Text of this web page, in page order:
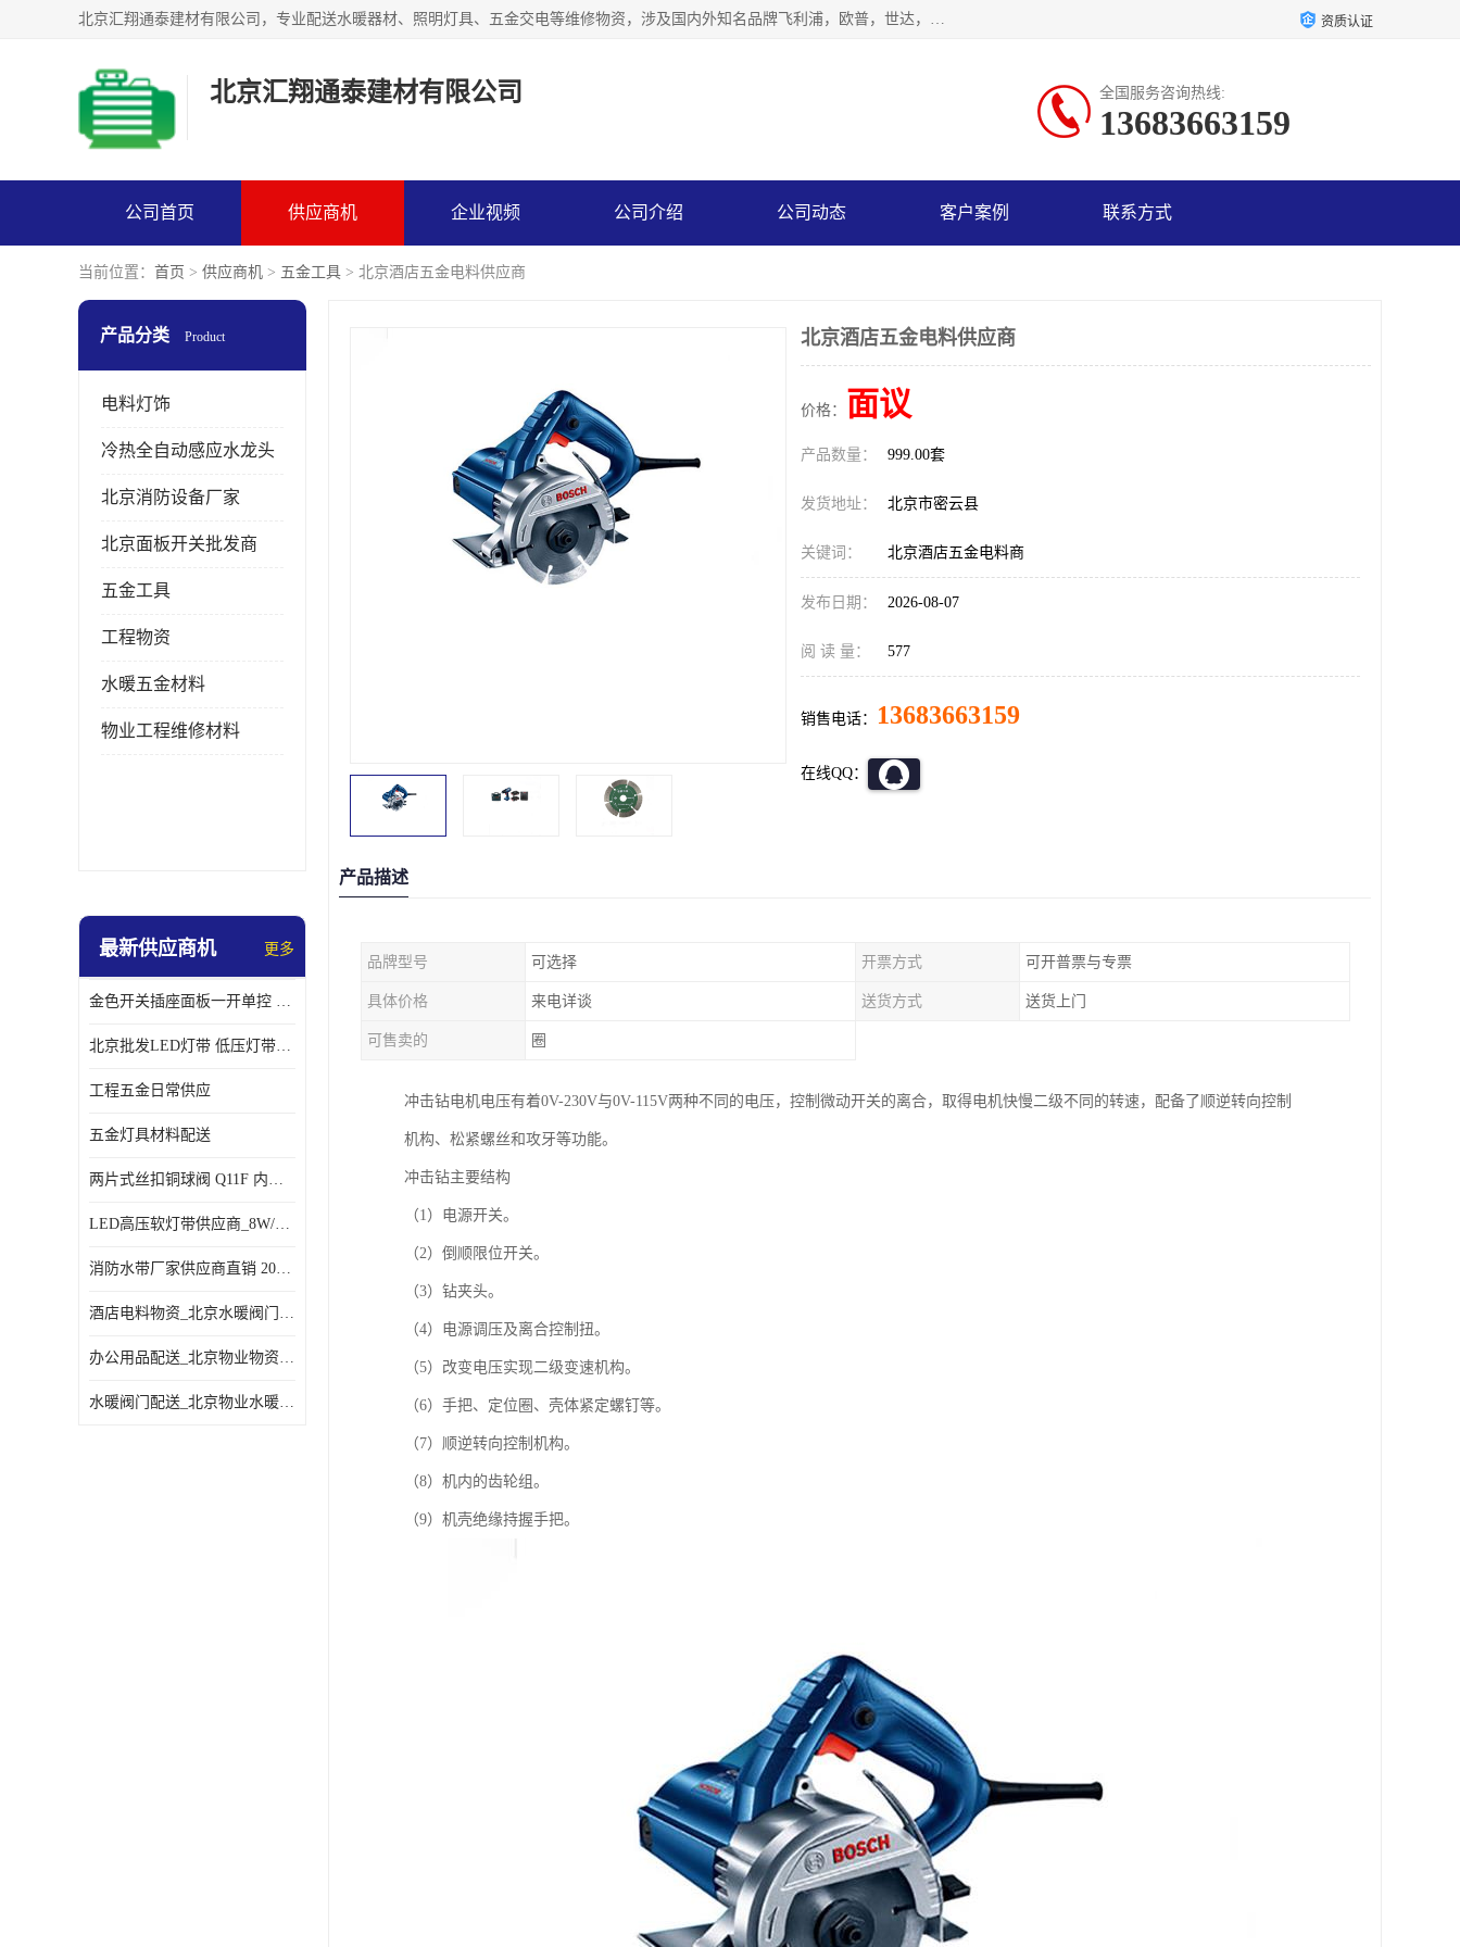
北京汇翔通泰建材有限公司，专业配送水暖器材、照明灯具、五金交电等维修物资，涉及国内外知名品牌飞利浦，欧普，世达，博士，九牧，公牛等物资。能充分满足物业、学校、酒店、工厂、部队等多领域的采购需求，提供一站式配送服务。 资质认证
北京汇翔通泰建材有限公司 全国服务咨询热线:
13683663159
公司首页 供应商机 企业视频 公司介绍 公司动态 客户案例 联系方式
当前位置： 首页 > 供应商机 > 五金工具 > 北京酒店五金电料供应商
产品分类 Product
电料灯饰
冷热全自动感应水龙头
北京消防设备厂家
北京面板开关批发商
五金工具
工程物资
水暖五金材料
物业工程维修材料
最新供应商机 更多
金色开关插座面板一开单控 _一开双控五孔插座
北京批发LED灯带 低压灯带定制 景观亮化灯条
工程五金日常供应
五金灯具材料配送
两片式丝扣铜球阀 Q11F 内螺纹铜球阀
LED高压软灯带供应商_8W/米客厅吊顶暗槽
消防水带厂家供应商直销 20-65-25消防水带
酒店电料物资_北京水暖阀门一站式
办公用品配送_北京物业物资配送
水暖阀门配送_北京物业水暖阀门配送
北京酒店五金电料供应商
价格： 面议
产品数量： 999.00套
发货地址： 北京市密云县
关键词： 北京酒店五金电料商
发布日期： 2026-08-07
阅 读 量： 577
销售电话： 13683663159
在线QQ：
产品描述
品牌型号 可选择 开票方式 可开普票与专票
具体价格 来电详谈 送货方式 送货上门
可售卖的 圈
冲击钻电机电压有着0V-230V与0V-115V两种不同的电压，控制微动开关的离合，取得电机快慢二级不同的转速，配备了顺逆转向控制
机构、松紧螺丝和攻牙等功能。
冲击钻主要结构
（1）电源开关。
（2）倒顺限位开关。
（3）钻夹头。
（4）电源调压及离合控制扭。
（5）改变电压实现二级变速机构。
（6）手把、定位圈、壳体紧定螺钉等。
（7）顺逆转向控制机构。
（8）机内的齿轮组。
（9）机壳绝缘持握手把。